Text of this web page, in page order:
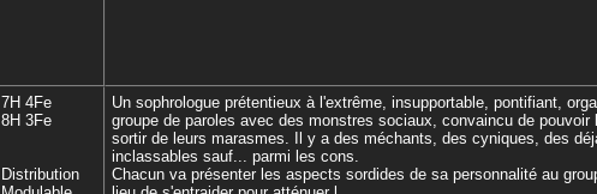
7H 4Fe
8H 3Fe
Distribution
Un sophrologue prétentieux à l'extrême, insupportable, pontifiant,
groupe de paroles avec des monstres sociaux, convaincu de pouvoir
sortir de leurs marasmes. Il y a des méchants, des cyniques, des
inclassables sauf... parmi les cons.
Chacun va présenter les aspects sordides de sa personnalité au